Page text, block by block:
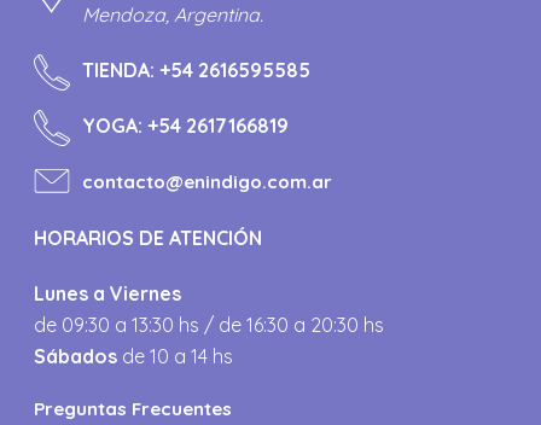
Mendoza, Argentina.
TIENDA:+54 2616595585
YOGA:+54 2617166819
contacto@enindigo.com.ar
HORARIOS DE ATENCIÓN
Lunes a Viernes
de 09:30 a 13:30 hs / de 16:30 a 20:30 hs
Sábados de 10 a 14 hs
Preguntas Frecuentes